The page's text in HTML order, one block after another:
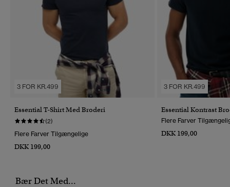
3 FOR KR.499
Essential T-Shirt Med Broderi
(2)
Flere Farver Tilgængelige
DKK 199,00
3 FOR KR.499
Essential Kontrast
Flere Farver
DKK 199,00
Bær Det Med...